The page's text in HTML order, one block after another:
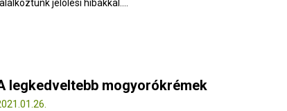
jelölési hibákkal....
legkedveltebb mogyorókrémek